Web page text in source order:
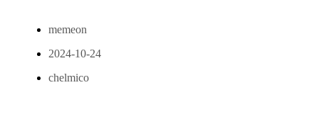
memeon
2024-10-24
chelmico